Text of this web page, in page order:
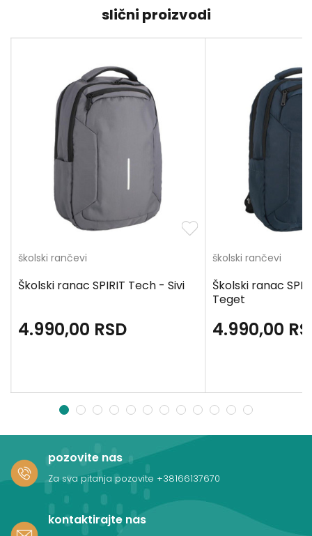
slični proizvodi
školski rančevi
Školski ranac SPIRIT Tech - Sivi
4.990,00 RSD
školski rančevi
Školski ranac
Teget
4.990,00
1 2 3 4 5 6 7 8 9 10 11 12
pozovite nas
Za sva pitanja pozovite +38166137670
kontaktirajte nas